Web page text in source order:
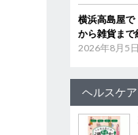
横浜高島屋
から雑貨ま
2026年8月5日
ヘルスケア